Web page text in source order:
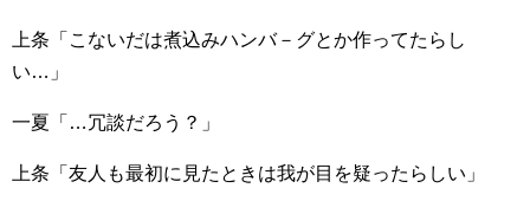
上条「こないだは煮込みハンバ－グとか作ってたらし
い…」
一夏「…冗談だろう？」
上条「友人も最初に見たときは我が目を疑ったらしい」